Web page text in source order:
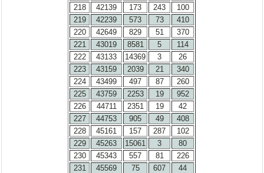
218
42139 173 243
100
219
42239 573 73
410
220
42649 829 51
370
221
43019 8581 5
114
222
43133 14369 3
26
223
43159 2039 21
340
224
43499 497 87
260
225
43759 2253 19
952
226
44711 2351 19
42
227
44753 905 49
408
228
45161 157 287
102
229
45263 15061 3
80
230
45343 557 81
226
231
45569 75 607
44